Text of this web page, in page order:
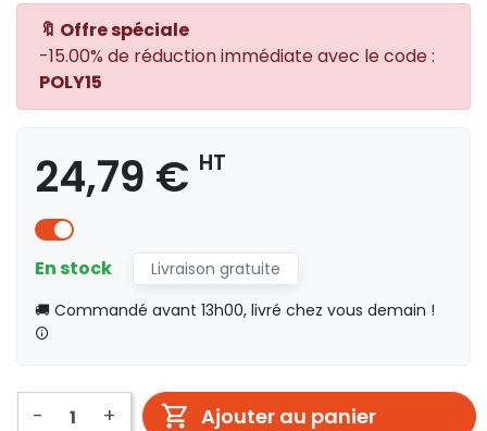
🔖 Offre spéciale
-15.00% de réduction immédiate avec le code :
POLY15
24,79 € HT
En stock
Livraison gratuite
🚚 Commandé avant 13h00, livré chez vous demain !
- + Ajouter au panier